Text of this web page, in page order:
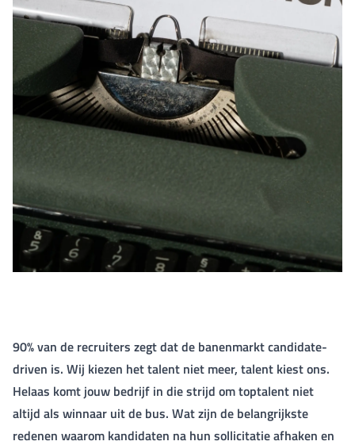
90% van de recruiters zegt dat de banenmarkt candidate-
driven is. Wij kiezen het talent niet meer, talent kiest ons.
Helaas komt jouw bedrijf in die strijd om toptalent niet
altijd als winnaar uit de bus. Wat zijn de belangrijkste
redenen waarom kandidaten na hun sollicitatie afhaken en